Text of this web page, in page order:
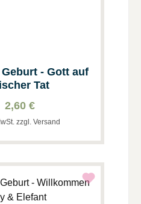
- Gott auf
Tat
2,60 €
zzgl. Versand